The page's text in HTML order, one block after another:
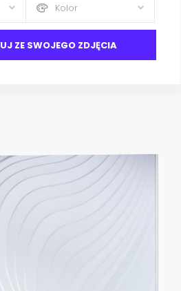
Kolor
ZE SWOJEGO ZDJĘCIA